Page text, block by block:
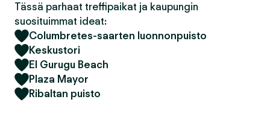
Tässä parhaat treffipaikat ja kaupungin
suosituimmat ideat:
Columbretes-saarten luonnonpuisto
Keskustori
El Gurugu Beach
Plaza Mayor
Ribaltan puisto